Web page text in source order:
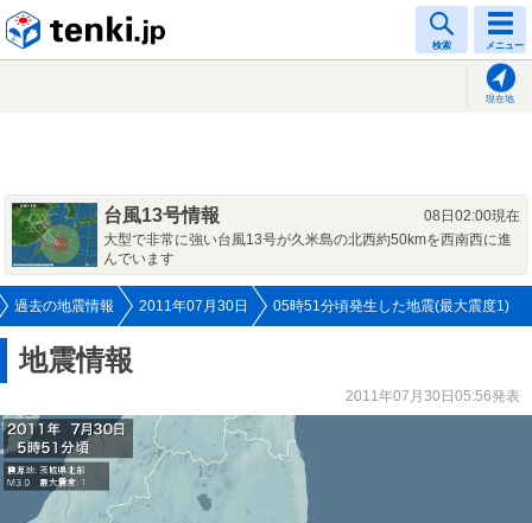
検索 メニュー
現在地
台風13号情報
08日02:00現在
大型で非常に強い台風13号が久米島の北西約50kmを西南西に進
んでいます
過去の地震情報 2011年07月30日 05時51分頃発生した地震(最大震度1)
地震情報
2011年07月30日05:56発表